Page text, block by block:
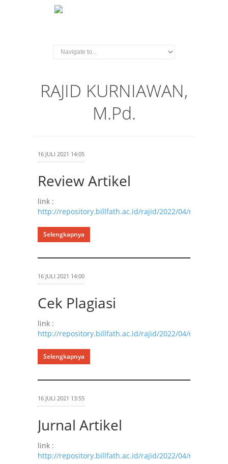
RAJID KURNIAWAN,
M.Pd.
16 JULI 2021 14:05
Review Artikel
link :
http://repository.billfath.ac.id/rajid/2022/04/
Selengkapnya
16 JULI 2021 14:00
Cek Plagiasi
link :
http://repository.billfath.ac.id/rajid/2022/04/
Selengkapnya
16 JULI 2021 13:55
Jurnal Artikel
link :
http://repository.billfath.ac.id/rajid/2022/04/